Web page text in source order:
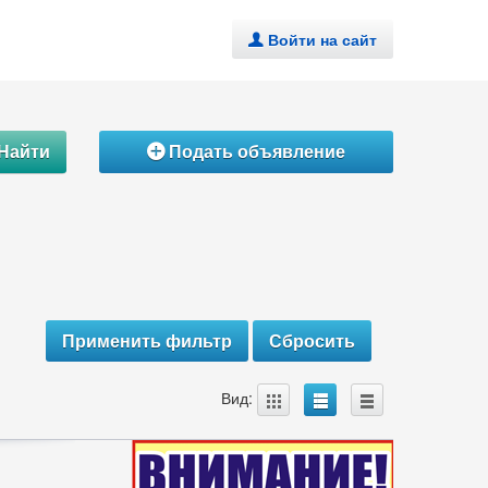
. Войти на сайт
ÁПодать объявление
Вид: A B C